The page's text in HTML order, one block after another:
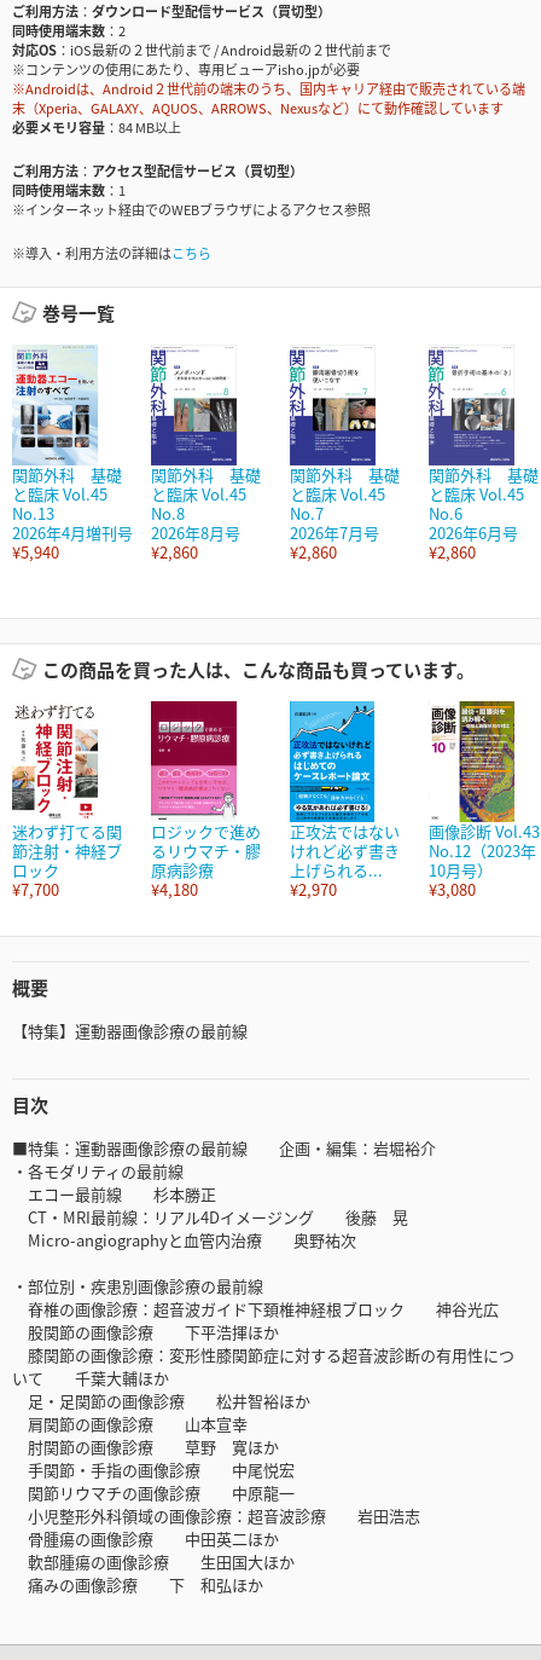
ご利用方法
ダウンロード型配信サービス（買切型）
同時使用端末数
2
対応OS
iOS最新の２世代前まで / Android最新の２世代前まで
※コンテンツの使用にあたり、専用ビューアisho.jpが必要
※Androidは、Android２世代前の端末のうち、国内キャリア経由で販売されている端
末（Xperia、GALAXY、AQUOS、ARROWS、Nexusなど）にて動作確認しています
必要メモリ容量
84 MB以上
ご利用方法
アクセス型配信サービス（買切型）
同時使用端末数
1
※インターネット経由でのWEBブラウザによるアクセス参照
※導入・利用方法の詳細はこちら
巻号一覧
関節外科 基礎
と臨床 Vol.45
No.13
2026年4月増刊号
¥5,940
関節外科 基礎
と臨床 Vol.45
No.8
2026年8月号
¥2,860
関節外科 基礎
と臨床 Vol.45
No.7
2026年7月号
¥2,860
関節外科 基礎
と臨床 Vol.45
No.6
2026年6月号
¥2,860
この商品を買った人は、こんな商品も買っています。
迷わず打てる関
節注射・神経ブ
ロック
¥7,700
ロジックで進め
るリウマチ・膠
原病診療
¥4,180
正攻法ではない
けれど必ず書き
上げられる...
¥2,970
画像診断 Vol.43
No.12（2023年
10月号）
¥3,080
概要
【特集】運動器画像診療の最前線
目次
■特集：運動器画像診療の最前線 企画・編集：岩堀裕介
・各モダリティの最前線
エコー最前線 杉本勝正
CT・MRI最前線：リアル4Dイメージング 後藤 晃
Micro-angiographyと血管内治療 奥野祐次
・部位別・疾患別画像診療の最前線
脊椎の画像診療：超音波ガイド下頚椎神経根ブロック 神谷光広
股関節の画像診療 下平浩揮ほか
膝関節の画像診療：変形性膝関節症に対する超音波診断の有用性につ
いて 千葉大輔ほか
足・足関節の画像診療 松井智裕ほか
肩関節の画像診療 山本宣幸
肘関節の画像診療 草野 寛ほか
手関節・手指の画像診療 中尾悦宏
関節リウマチの画像診療 中原龍一
小児整形外科領域の画像診療：超音波診療 岩田浩志
骨腫瘍の画像診療 中田英二ほか
軟部腫瘍の画像診療 生田国大ほか
痛みの画像診療 下 和弘ほか